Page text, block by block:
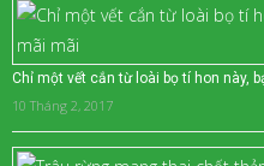
Chỉ một vết cắn từ loài bọ tí hon này,
10 Tháng 2, 2017